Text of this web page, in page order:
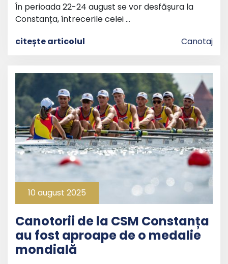
În perioada 22-24 august se vor desfășura la
Constanța, întrecerile celei …
citește articolul
Canotaj
10 august 2025
Canotorii de la CSM Constanța
au fost aproape de o medalie
mondială